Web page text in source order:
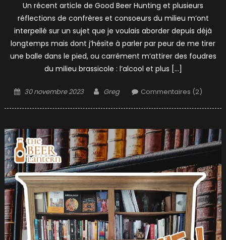
Un récent article de Good Beer Hunting et plusieurs
réflections de confrères et consoeurs du milieu m’ont
interpellé sur un sujet que je voulais aborder depuis déjà
longtemps mais dont j’hésite à parler par peur de me tirer
une balle dans le pied, ou carrément m’attirer des foudres
du milieu brassicole : l’alcool et plus […]
Posted
30 novembre 2023 Author
Greg Commentaires (2)